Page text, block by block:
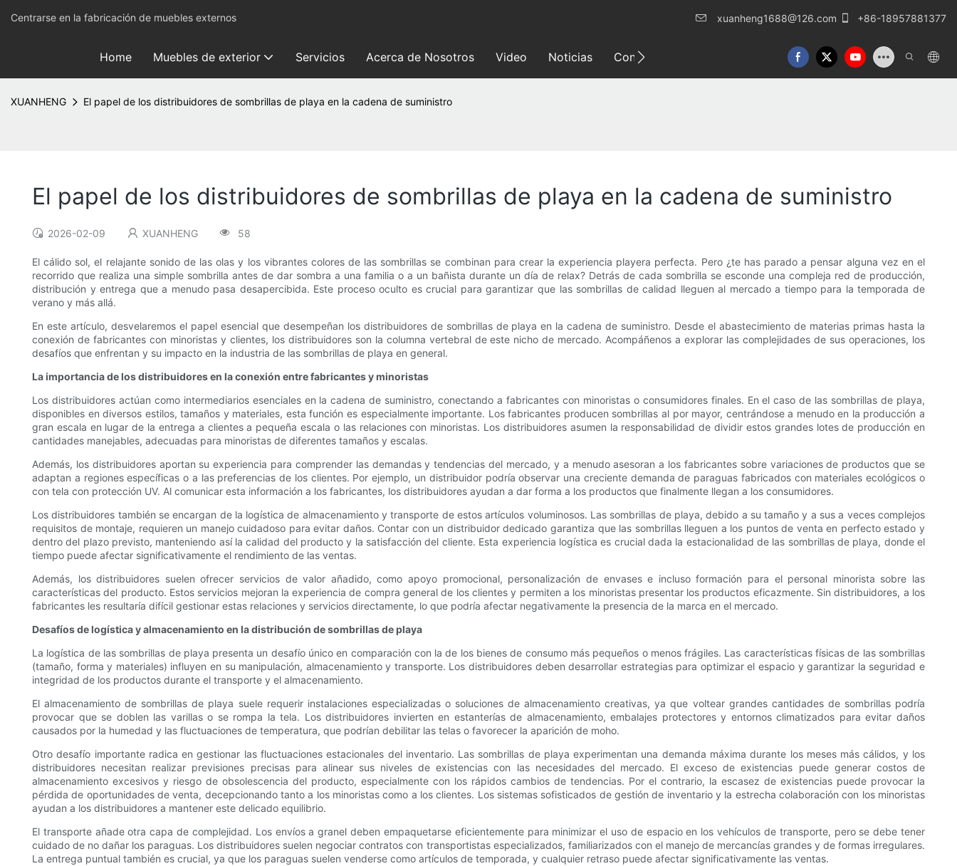
Centrarse en la fabricación de muebles externos xuanheng1688@126.com +86-18957881377
Home Muebles de exterior Servicios Acerca de Nosotros Video Noticias Contáctenos
XUANHENG El papel de los distribuidores de sombrillas de playa en la cadena de suministro
El papel de los distribuidores de sombrillas de playa en la cadena de suministro
2026-02-09 XUANHENG 58
El cálido sol, el relajante sonido de las olas y los vibrantes colores de las sombrillas se combinan para crear la experiencia playera perfecta. Pero ¿te has parado a pensar alguna vez en el
recorrido que realiza una simple sombrilla antes de dar sombra a una familia o a un bañista durante un día de relax? Detrás de cada sombrilla se esconde una compleja red de producción,
distribución y entrega que a menudo pasa desapercibida. Este proceso oculto es crucial para garantizar que las sombrillas de calidad lleguen al mercado a tiempo para la temporada de
verano y más allá.
En este artículo, desvelaremos el papel esencial que desempeñan los distribuidores de sombrillas de playa en la cadena de suministro. Desde el abastecimiento de materias primas hasta la
conexión de fabricantes con minoristas y clientes, los distribuidores son la columna vertebral de este nicho de mercado. Acompáñenos a explorar las complejidades de sus operaciones, los
desafíos que enfrentan y su impacto en la industria de las sombrillas de playa en general.
La importancia de los distribuidores en la conexión entre fabricantes y minoristas
Los distribuidores actúan como intermediarios esenciales en la cadena de suministro, conectando a fabricantes con minoristas o consumidores finales. En el caso de las sombrillas de playa,
disponibles en diversos estilos, tamaños y materiales, esta función es especialmente importante. Los fabricantes producen sombrillas al por mayor, centrándose a menudo en la producción a
gran escala en lugar de la entrega a clientes a pequeña escala o las relaciones con minoristas. Los distribuidores asumen la responsabilidad de dividir estos grandes lotes de producción en
cantidades manejables, adecuadas para minoristas de diferentes tamaños y escalas.
Además, los distribuidores aportan su experiencia para comprender las demandas y tendencias del mercado, y a menudo asesoran a los fabricantes sobre variaciones de productos que se
adaptan a regiones específicas o a las preferencias de los clientes. Por ejemplo, un distribuidor podría observar una creciente demanda de paraguas fabricados con materiales ecológicos o
con tela con protección UV. Al comunicar esta información a los fabricantes, los distribuidores ayudan a dar forma a los productos que finalmente llegan a los consumidores.
Los distribuidores también se encargan de la logística de almacenamiento y transporte de estos artículos voluminosos. Las sombrillas de playa, debido a su tamaño y a sus a veces complejos
requisitos de montaje, requieren un manejo cuidadoso para evitar daños. Contar con un distribuidor dedicado garantiza que las sombrillas lleguen a los puntos de venta en perfecto estado y
dentro del plazo previsto, manteniendo así la calidad del producto y la satisfacción del cliente. Esta experiencia logística es crucial dada la estacionalidad de las sombrillas de playa, donde el
tiempo puede afectar significativamente el rendimiento de las ventas.
Además, los distribuidores suelen ofrecer servicios de valor añadido, como apoyo promocional, personalización de envases e incluso formación para el personal minorista sobre las
características del producto. Estos servicios mejoran la experiencia de compra general de los clientes y permiten a los minoristas presentar los productos eficazmente. Sin distribuidores, a los
fabricantes les resultaría difícil gestionar estas relaciones y servicios directamente, lo que podría afectar negativamente la presencia de la marca en el mercado.
Desafíos de logística y almacenamiento en la distribución de sombrillas de playa
La logística de las sombrillas de playa presenta un desafío único en comparación con la de los bienes de consumo más pequeños o menos frágiles. Las características físicas de las sombrillas
(tamaño, forma y materiales) influyen en su manipulación, almacenamiento y transporte. Los distribuidores deben desarrollar estrategias para optimizar el espacio y garantizar la seguridad e
integridad de los productos durante el transporte y el almacenamiento.
El almacenamiento de sombrillas de playa suele requerir instalaciones especializadas o soluciones de almacenamiento creativas, ya que voltear grandes cantidades de sombrillas podría
provocar que se doblen las varillas o se rompa la tela. Los distribuidores invierten en estanterías de almacenamiento, embalajes protectores y entornos climatizados para evitar daños
causados ​​por la humedad y las fluctuaciones de temperatura, que podrían debilitar las telas o favorecer la aparición de moho.
Otro desafío importante radica en gestionar las fluctuaciones estacionales del inventario. Las sombrillas de playa experimentan una demanda máxima durante los meses más cálidos, y los
distribuidores necesitan realizar previsiones precisas para alinear sus niveles de existencias con las necesidades del mercado. El exceso de existencias puede generar costos de
almacenamiento excesivos y riesgo de obsolescencia del producto, especialmente con los rápidos cambios de tendencias. Por el contrario, la escasez de existencias puede provocar la
pérdida de oportunidades de venta, decepcionando tanto a los minoristas como a los clientes. Los sistemas sofisticados de gestión de inventario y la estrecha colaboración con los minoristas
ayudan a los distribuidores a mantener este delicado equilibrio.
El transporte añade otra capa de complejidad. Los envíos a granel deben empaquetarse eficientemente para minimizar el uso de espacio en los vehículos de transporte, pero se debe tener
cuidado de no dañar los paraguas. Los distribuidores suelen negociar contratos con transportistas especializados, familiarizados con el manejo de mercancías grandes y de formas irregulares.
La entrega puntual también es crucial, ya que los paraguas suelen venderse como artículos de temporada, y cualquier retraso puede afectar significativamente las ventas.